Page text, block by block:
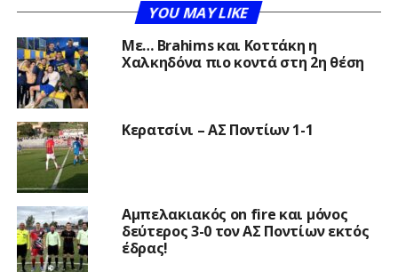
YOU MAY LIKE
Με… Brahims και Κοττάκη η
Χαλκηδόνα πιο κοντά στη 2η θέση
Κερατσίνι – ΑΣ Ποντίων 1-1
Αμπελακιακός on fire και μόνος
δεύτερος 3-0 τον ΑΣ Ποντίων εκτός
έδρας!